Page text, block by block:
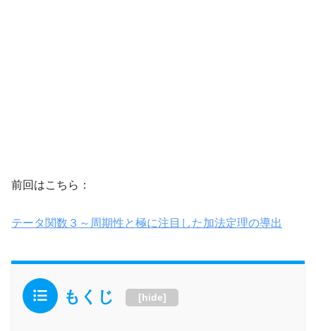
前回はこちら：
テータ関数３～周期性と極に注目した加法定理の導出
もくじ [hide]